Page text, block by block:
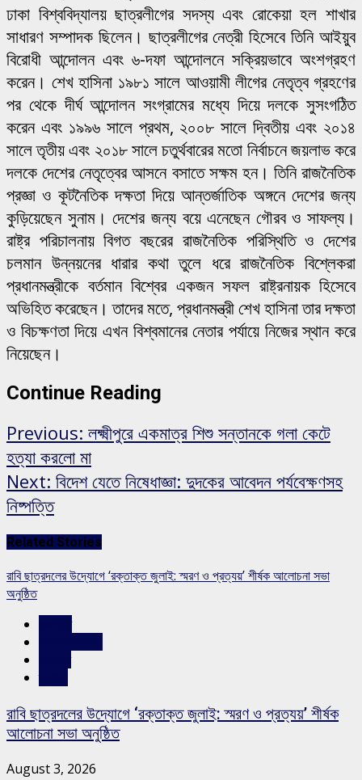
ঢাকা বিশ্ববিদ্যালয় ছাত্রলীগের সদস্য এবং রোকেয়া হল শাখার
সাধারণ সম্পাদক ছিলেন। ছাত্রলীগের নেত্রী হিসেবে তিনি আইয়ুব
বিরোধী আন্দোলন এবং ৬-দফা আন্দোলনে সক্রিয়ভাবে অংশগ্রহণ
করেন। শেখ হাসিনা ১৯৮১ সালে আওয়ামী লীগের নেতৃত্ব গ্রহণের
পর থেকে দীর্ঘ আন্দোলন সংগ্রামের মধ্যে দিয়ে দলকে সুসংগঠিত
করেন এবং ১৯৯৬ সালে প্রথম, ২০০৮ সালে দ্বিতীয় এবং ২০১৪
সালে তৃতীয় এবং ২০১৮ সালে চতুর্থবারের মতো নির্বাচনে জয়লাভ করে
দলকে দেশের নেতৃত্বের আসনে বসাতে সক্ষম হন। তিনি রাজনৈতিক
প্রজ্ঞা ও কূটনৈতিক দক্ষতা দিয়ে আন্তর্জাতিক অঙ্গনে দেশের জন্য
কুড়িয়েছেন সুনাম। দেশের জন্য বয়ে এনেছেন গৌরব ও সাফল্য।
রাষ্ট্র পরিচালনায় বিগত বছরের রাজনৈতিক পরিস্থিতি ও দেশের
চলমান উন্নয়নের ধারার কথা তুলে ধরে রাজনৈতিক বিশ্লেকরা
প্রধানমন্ত্রীকে বর্তমান বিশ্বের একজন সফল রাষ্ট্রনায়ক হিসেবে
অভিহিত করেছেন। তাদের মতে, প্রধানমন্ত্রী শেখ হাসিনা তার দক্ষতা
ও বিচক্ষণতা দিয়ে এখন বিশ্বমানের নেতার পর্যায়ে নিজের স্থান করে
নিয়েছেন।
Continue Reading
Previous: লক্ষ্মীপুরে একমাত্র শিশু সন্তানকে গলা কেটে
হত্যা করলো মা
Next: বিদেশ যেতে নিষেধাজ্ঞা: দুদকের আবেদন পর্যবেক্ষণসহ
নিষ্পত্তি
Related Stories
রাবি ছাত্রদলের উদ্যোগে ‘রক্তাক্ত জুলাই: স্মরণ ও প্রত্যয়’ শীর্ষক আলোচনা সভা
অনুষ্ঠিত
রাবি ছাত্রদলের উদ্যোগে ‘রক্তাক্ত জুলাই: স্মরণ ও প্রত্যয়’ শীর্ষক
আলোচনা সভা অনুষ্ঠিত
August 3, 2026